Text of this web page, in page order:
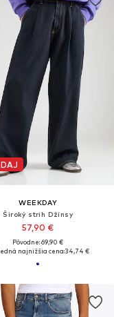
WEEKDAY
Široký strih Džínsy
57,90 €
Pôvodne: 69,90 €
najnižšia cena:34,74 €